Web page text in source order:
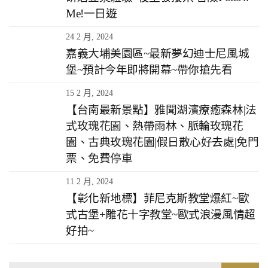
Me!一日遊
24 2 月, 2024
嘉義大埔美園區~最新夢幻迪士尼風城
堡~預計今年即將開幕~帶你搶先看
15 2 月, 2024
【台南最新景點】雅聞湖濱療癒森林|法
式玫瑰花園、熱帶雨林、脈輪玫瑰花
園、古典玫瑰花園|假日散心好去處|免門
票、免費停車
11 2 月, 2024
【彰化新地標】菲尼克斯教堂爆紅~歐
式古堡+雕花十字教堂~歐式浪漫風情超
好拍~